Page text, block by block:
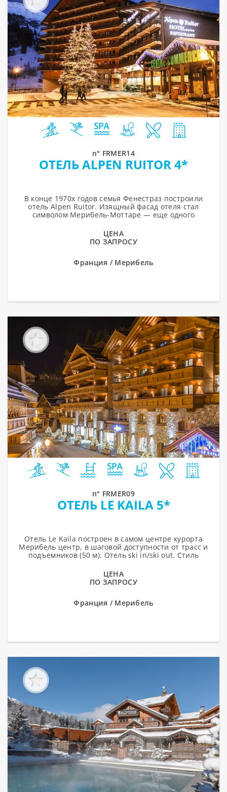
n° FRMER14
ОТЕЛЬ ALPEN RUITOR 4*
В конце 1970х годов семья Фенестраз построили
отель Alpen Ruitor. Изящный фасад отеля стал
символом Мерибель-Моттаре — еще одного
ЦЕНА
ПО ЗАПРОСУ
Франция / Мерибель
n° FRMER09
ОТЕЛЬ LE KAILA 5*
Отель Le Kaila построен в самом центре курорта
Мерибель центр, в шаговой доступности от трасс и
подъемников (50 м). Отель ski in/ski out. Стиль
ЦЕНА
ПО ЗАПРОСУ
Франция / Мерибель